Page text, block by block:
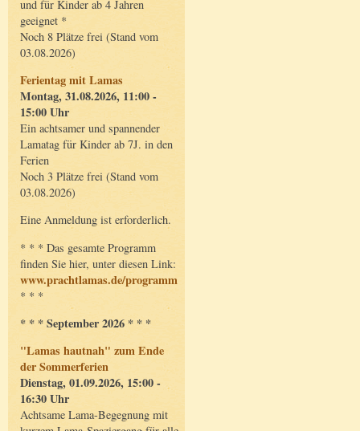
und für Kinder ab 4 Jahren
geeignet *
Noch 8 Plätze frei (Stand vom
03.08.2026)
Ferientag mit Lamas
Montag, 31.08.2026, 11:00 -
15:00 Uhr
Ein achtsamer und spannender
Lamatag für Kinder ab 7J. in den
Ferien
Noch 3 Plätze frei (Stand vom
03.08.2026)
Eine Anmeldung ist erforderlich.
* * * Das gesamte Programm
finden Sie hier, unter diesen Link:
www.prachtlamas.de/programm
* * *
* * * September 2026 * * *
"Lamas hautnah" zum Ende
der Sommerferien
Dienstag, 01.09.2026, 15:00 -
16:30 Uhr
Achtsame Lama-Begegnung mit